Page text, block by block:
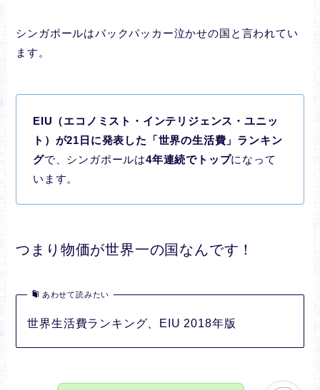
シンガポールはバックパッカー泣かせの国と言われてい
ます。
EIU（エコノミスト・インテリジェンス・ユニッ
ト）が21日に発表した「世界の生活費」ランキン
グで、シンガポールは4年連続でトップになって
います。
つまり物価が世界一の国なんです！
あわせて読みたい
世界生活費ランキング、EIU 2018年版